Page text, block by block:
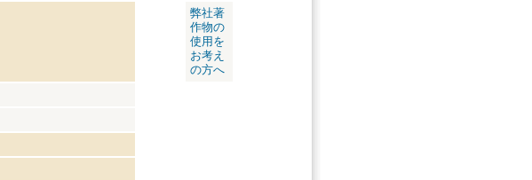
弊社著
作物の
使用を
お考え
の方へ